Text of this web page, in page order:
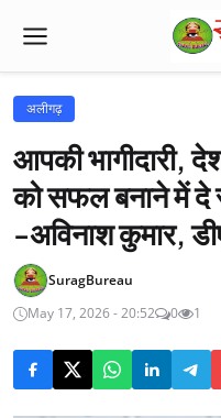
अलीगढ़
आपकी भागीदारी,
को सफल बनाने में दे
-अविनाश कुमार,
SuragBureau
May 17, 2026 - 20:52
0 1